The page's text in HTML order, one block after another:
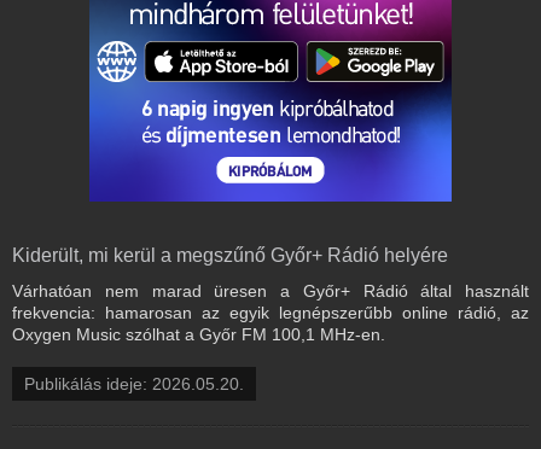
Kiderült, mi kerül a megszűnő Győr+ Rádió helyére
Várhatóan nem marad üresen a Győr+ Rádió által használt
frekvencia: hamarosan az egyik legnépszerűbb online rádió, az
Oxygen Music szólhat a Győr FM 100,1 MHz-en.
Publikálás ideje: 2026.05.20.